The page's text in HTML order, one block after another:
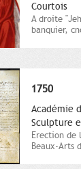
Courtois
A droite
banquier,
1750
Académie
Sculpture
Erection de
Beaux-Arts
Académie